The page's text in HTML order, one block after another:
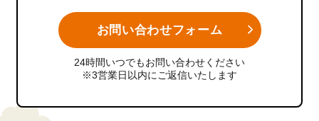
お問い合わせフォーム
24時間いつでもお問い合わせください
※3営業日以内にご返信いたします